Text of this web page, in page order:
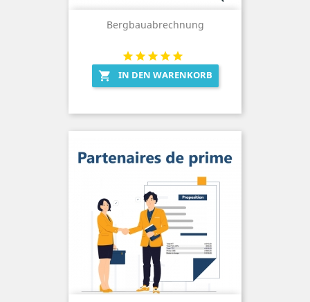
Bergbauabrechnung
 IN DEN WARENKORB